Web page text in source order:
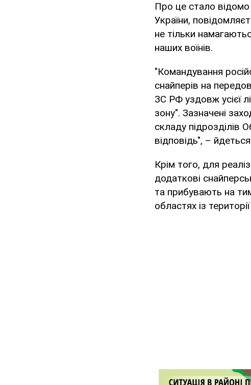
Про це стало
України,
не тільки
наших воїнів.
"Командування
снайперів на
ЗС РФ уздовж усієї
зону". Зазначені
складу підрозділів
відповідь", –
Крім того, для
додаткові
та прибувають на
областях із